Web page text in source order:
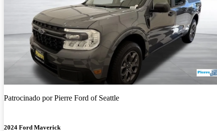
Patrocinado porPierre Ford of Seattle
2024 Ford Maverick